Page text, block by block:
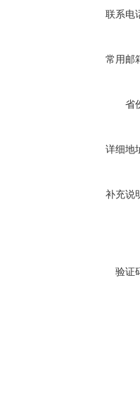
联系电
常用邮
省
详细地
补充说
验证